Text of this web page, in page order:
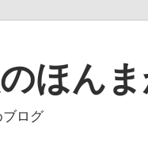
ほん
ログ